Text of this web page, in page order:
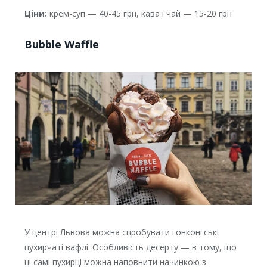
Ціни: крем-суп — 40-45 грн, кава і чай — 15-20 грн
Bubble Waffle
У центрі Львова можна спробувати гонконгські
пухирчаті вафлі. Особливість десерту — в тому, що
ці самі пухирці можна наповнити начинкою з